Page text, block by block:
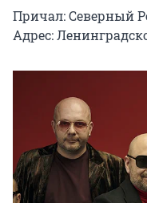
Причал: Северный
Адрес: